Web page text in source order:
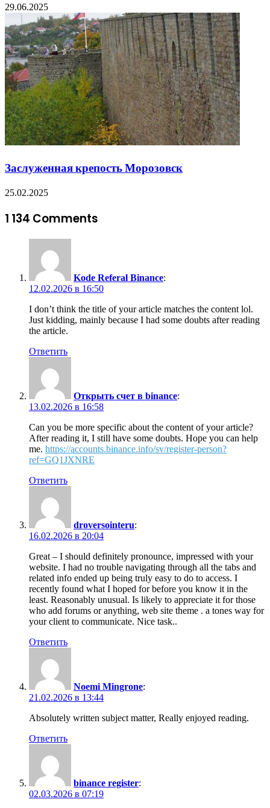
29.06.2025
Заслуженная крепость Морозовск
25.02.2025
1 134 Comments
Kode Referal Binance:
12.02.2026 в 16:50
I don’t think the title of your article matches the content lol.
Just kidding, mainly because I had some doubts after reading
the article.
Ответить
Открыть счет в binance:
13.02.2026 в 16:58
Can you be more specific about the content of your article?
After reading it, I still have some doubts. Hope you can help
me. https://accounts.binance.info/sv/register-person?
ref=GQ1JXNRE
Ответить
droversointeru:
16.02.2026 в 20:04
Great – I should definitely pronounce, impressed with your
website. I had no trouble navigating through all the tabs and
related info ended up being truly easy to do to access. I
recently found what I hoped for before you know it in the
least. Reasonably unusual. Is likely to appreciate it for those
who add forums or anything, web site theme . a tones way for
your client to communicate. Nice task..
Ответить
Noemi Mingrone:
21.02.2026 в 13:44
Absolutely written subject matter, Really enjoyed reading.
Ответить
binance register:
02.03.2026 в 07:19